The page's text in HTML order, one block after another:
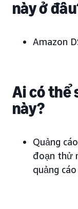
này ở
Amazon
Ai có thể
này?
Quảng
đoạn thử
quảng